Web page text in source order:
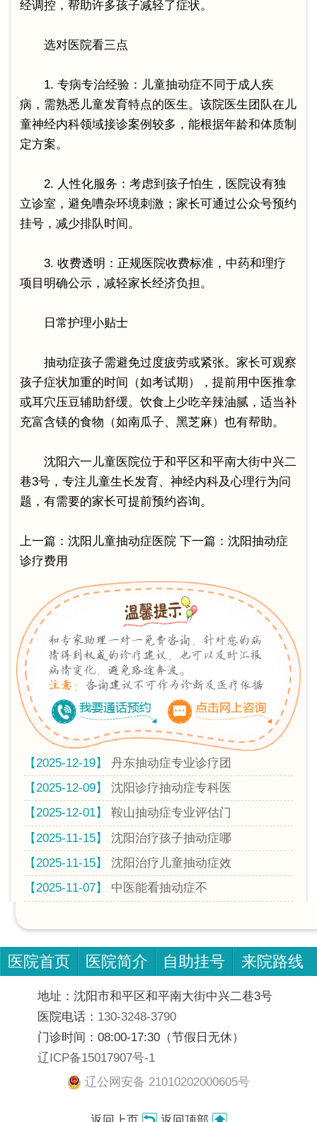
经调控，帮助许多孩子减轻了症状。
选对医院看三点
1. 专病专治经验：儿童抽动症不同于成人疾
病，需熟悉儿童发育特点的医生。该院医生团队在儿
童神经内科领域接诊案例较多，能根据年龄和体质制
定方案。
2. 人性化服务：考虑到孩子怕生，医院设有独
立诊室，避免嘈杂环境刺激；家长可通过公众号预约
挂号，减少排队时间。
3. 收费透明：正规医院收费标准，中药和理疗
项目明确公示，减轻家长经济负担。
日常护理小贴士
抽动症孩子需避免过度疲劳或紧张。家长可观察
孩子症状加重的时间（如考试期），提前用中医推拿
或耳穴压豆辅助舒缓。饮食上少吃辛辣油腻，适当补
充富含镁的食物（如南瓜子、黑芝麻）也有帮助。
沈阳六一儿童医院位于和平区和平南大街中兴二
巷3号，专注儿童生长发育、神经内科及心理行为问
题，有需要的家长可提前预约咨询。
上一篇： 沈阳儿童抽动症医院 下一篇： 沈阳抽动症
诊疗费用
【2025-12-19】
丹东抽动症专业诊疗团
【2025-12-09】
沈阳诊疗抽动症专科医
【2025-12-01】
鞍山抽动症专业评估门
【2025-11-15】
沈阳治疗孩子抽动症哪
【2025-11-15】
沈阳治疗儿童抽动症效
【2025-11-07】
中医能看抽动症不
医院首页 医院简介 自助挂号 来院路线
地址：沈阳市和平区和平南大街中兴二巷3号
医院电话： 130-3248-3790
门诊时间：08:00-17:30（节假日无休）
辽ICP备15017907号-1
辽公网安备 21010202000605号